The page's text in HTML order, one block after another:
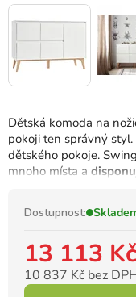
Dětská komoda na
pokoji ten správný
dětského pokoje.
mnoho místa a
Dostupnost:
13 113 Kč
10 837 Kč bez